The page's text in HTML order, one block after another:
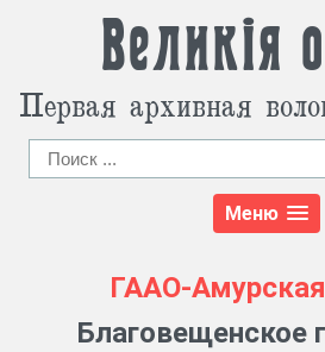
Великія
Первая архивная
Меню
ГААО-Амурская
Благовещенское